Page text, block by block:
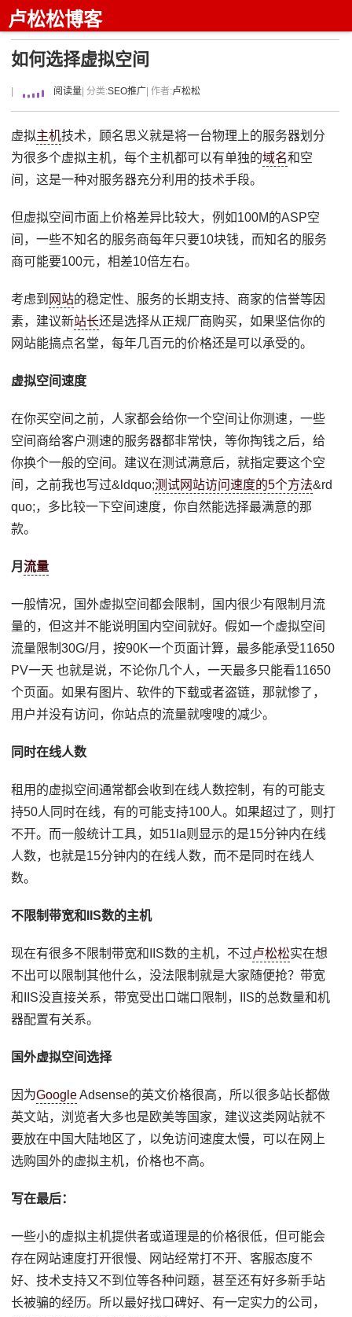
卢松松博客
如何选择虚拟空间
阅读量 | 分类:SEO推广 | 作者:卢松松
虚拟主机技术，顾名思义就是将一台物理上的服务器划分
为很多个虚拟主机，每个主机都可以有单独的域名和空
间，这是一种对服务器充分利用的技术手段。
但虚拟空间市面上价格差异比较大，例如100M的ASP空
间，一些不知名的服务商每年只要10块钱，而知名的服务
商可能要100元，相差10倍左右。
考虑到 网站的稳定性、服务的长期支持、商家的信誉等因
素，建议新站长还是选择从正规厂商购买，如果坚信你的
网站能搞点名堂，每年几百元的价格还是可以承受的。
虚拟空间速度
在你买空间之前，人家都会给你一个空间让你测速，一些
空间商给客户测速的服务器都非常快，等你掏钱之后，给
你换个一般的空间。建议在测试满意后，就指定要这个空
间，之前我也写过&ldquo;测试网站访问速度的5个方法&rd
quo;，多比较一下空间速度，你自然能选择最满意的那
款。
月流量
一般情况，国外虚拟空间都会限制，国内很少有限制月流
量的，但这并不能说明国内空间就好。假如一个虚拟空间
流量限制30G/月，按90K一个页面计算，最多能承受11650
PV一天 也就是说，不论你几个人，一天最多只能看11650
个页面。如果有图片、软件的下载或者盗链，那就惨了，
用户并没有访问，你站点的流量就嗖嗖的减少。
同时在线人数
租用的虚拟空间通常都会收到在线人数控制，有的可能支
持50人同时在线，有的可能支持100人。如果超过了，则打
不开。而一般统计工具，如51la则显示的是15分钟内在线
人数，也就是15分钟内的在线人数，而不是同时在线人
数。
不限制带宽和IIS数的主机
现在有很多不限制带宽和IIS数的主机，不过卢松松实在想
不出可以限制其他什么，没法限制就是大家随便抢？带宽
和IIS没直接关系，带宽受出口端口限制，IIS的总数量和机
器配置有关系。
国外虚拟空间选择
因为GoogleAdsense的英文价格很高，所以很多站长都做
英文站，浏览者大多也是欧美等国家，建议这类网站就不
要放在中国大陆地区了，以免访问速度太慢，可以在网上
选购国外的虚拟主机，价格也不高。
写在最后：
一些小的虚拟主机提供者或道理是的价格很低，但可能会
存在网站速度打开很慢、网站经常打不开、客服态度不
好、技术支持又不到位等各种问题，甚至还有好多新手站
长被骗的经历。所以最好找口碑好、有一定实力的公司，